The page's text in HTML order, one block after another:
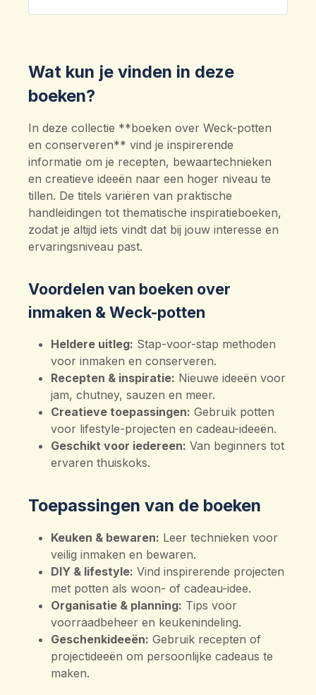
Wat kun je vinden in deze
boeken?
In deze collectie **boeken over Weck-potten
en conserveren** vind je inspirerende
informatie om je recepten, bewaartechnieken
en creatieve ideeën naar een hoger niveau te
tillen. De titels variëren van praktische
handleidingen tot thematische inspiratieboeken,
zodat je altijd iets vindt dat bij jouw interesse en
ervaringsniveau past.
Voordelen van boeken over
inmaken & Weck-potten
Heldere uitleg: Stap-voor-stap methoden
voor inmaken en conserveren.
Recepten & inspiratie: Nieuwe ideeën voor
jam, chutney, sauzen en meer.
Creatieve toepassingen: Gebruik potten
voor lifestyle-projecten en cadeau-ideeën.
Geschikt voor iedereen: Van beginners tot
ervaren thuiskoks.
Toepassingen van de boeken
Keuken & bewaren: Leer technieken voor
veilig inmaken en bewaren.
DIY & lifestyle: Vind inspirerende projecten
met potten als woon- of cadeau-idee.
Organisatie & planning: Tips voor
voorraadbeheer en keukenindeling.
Geschenkideeën: Gebruik recepten of
projectideeën om persoonlijke cadeaus te
maken.